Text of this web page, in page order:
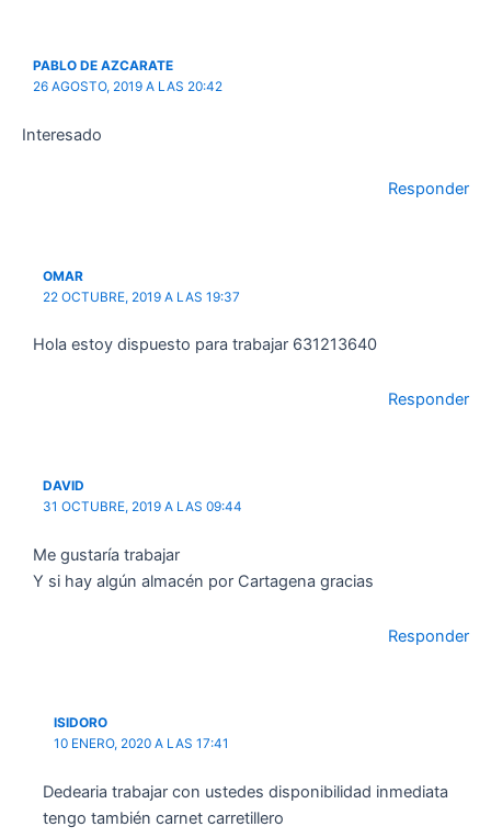
PABLO DE AZCARATE
26 AGOSTO, 2019 A LAS 20:42
Interesado
Responder
OMAR
22 OCTUBRE, 2019 A LAS 19:37
Hola estoy dispuesto para trabajar 631213640
Responder
DAVID
31 OCTUBRE, 2019 A LAS 09:44
Me gustaría trabajar
Y si hay algún almacén por Cartagena gracias
Responder
ISIDORO
10 ENERO, 2020 A LAS 17:41
Dedearia trabajar con ustedes disponibilidad inmediata
tengo también carnet carretillero